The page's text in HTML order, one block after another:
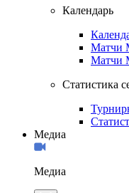
Календарь
Матчи
Матчи
Статистика
Медиа
Медиа